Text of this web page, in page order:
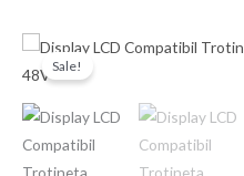
Sale!
Prețul
a
Cantitate
Display
LCD
Compatibil
Trotineta